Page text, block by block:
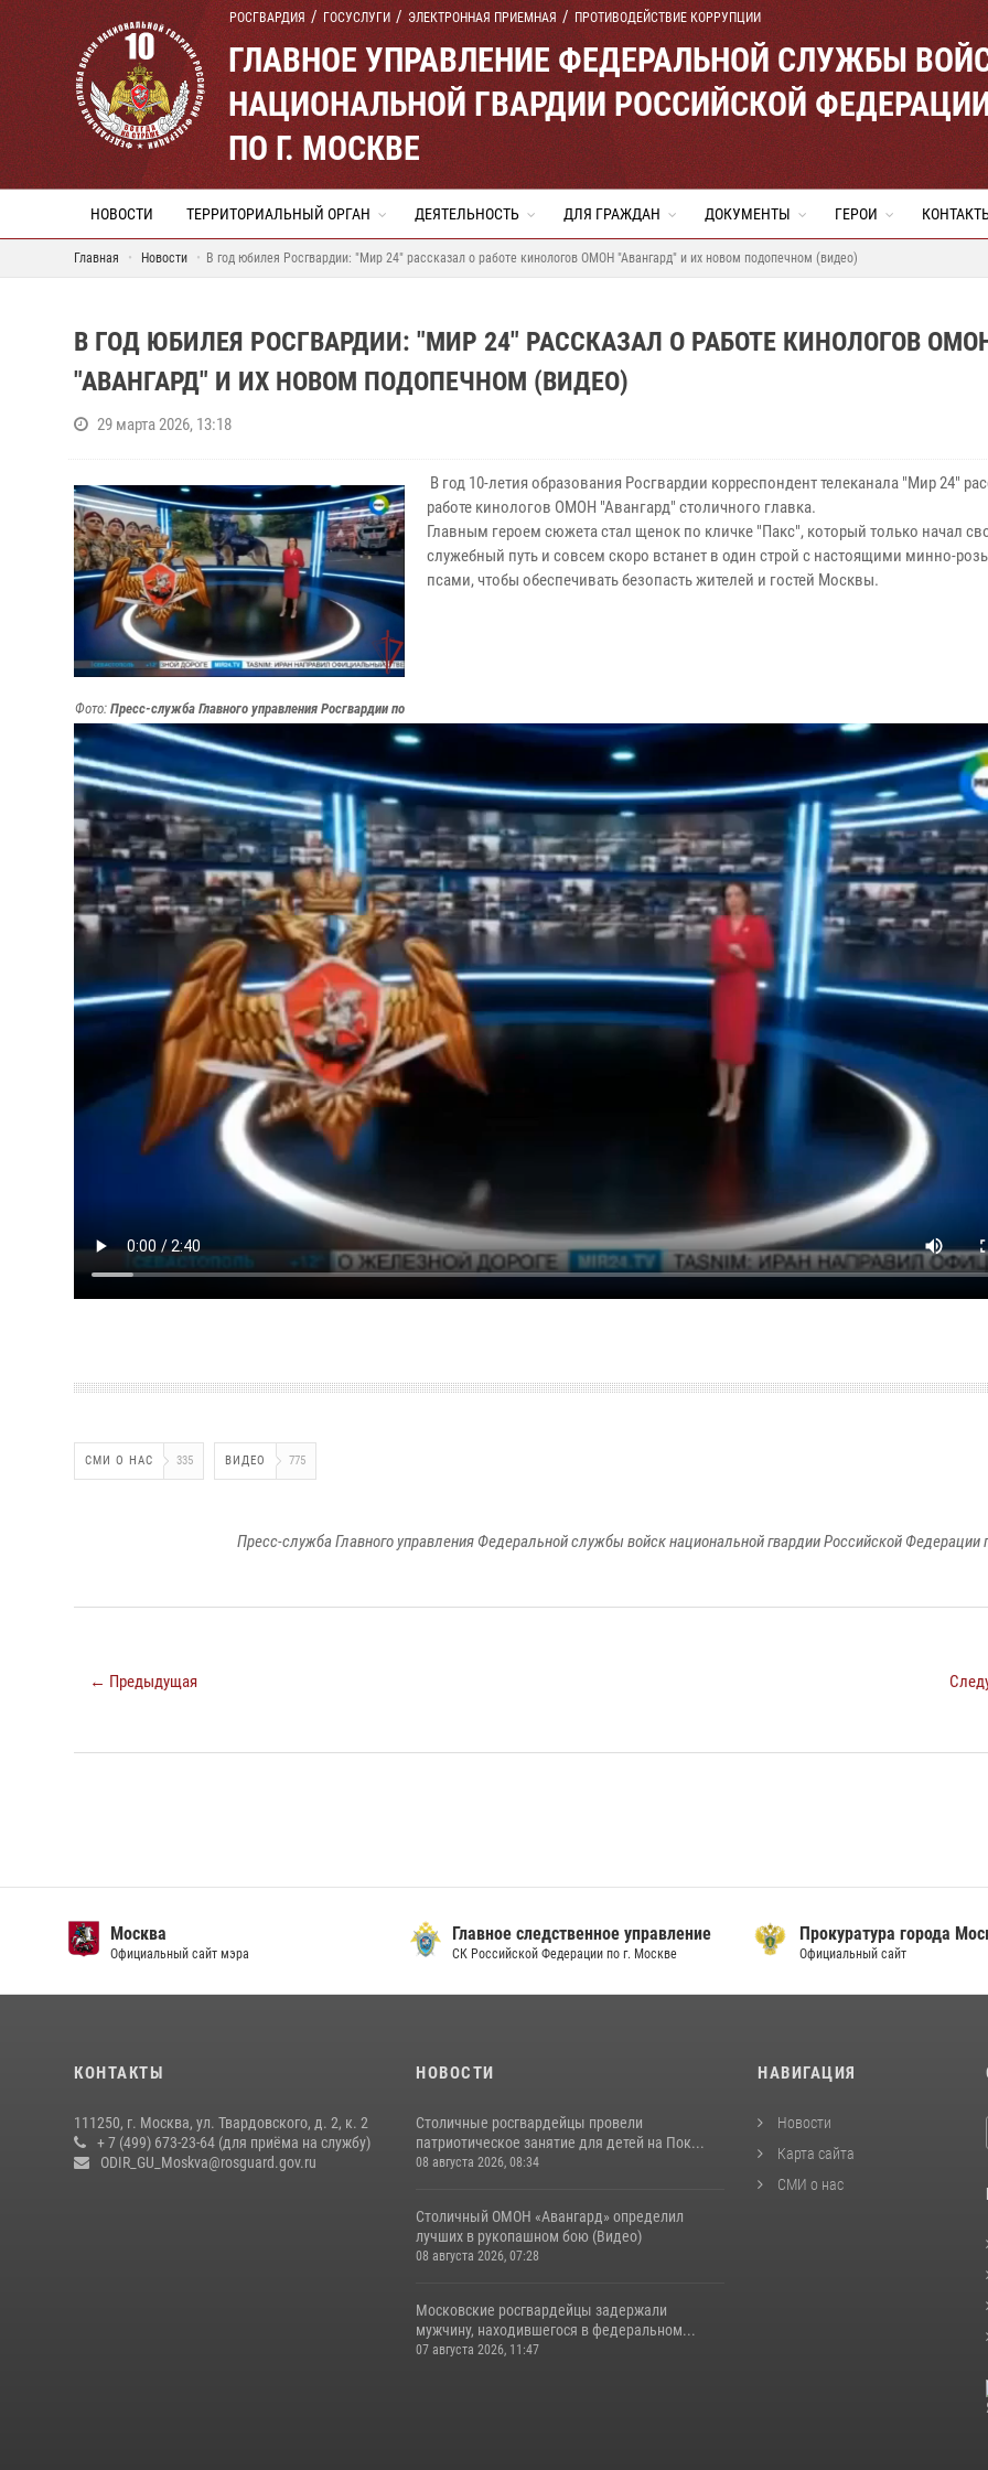
РОСГВАРДИЯ ГОСУСЛУГИ ЭЛЕКТРОННАЯ ПРИЕМНАЯ ПРОТИВОДЕЙСТВИЕ КОРРУПЦИИ
ГЛАВНОЕ УПРАВЛЕНИЕ ФЕДЕРАЛЬНОЙ СЛУЖБЫ
НАЦИОНАЛЬНОЙ ГВАРДИИ РОССИЙСКОЙ
ПО Г. МОСКВЕ
НОВОСТИ ТЕРРИТОРИАЛЬНЫЙ ОРГАН ДЕЯТЕЛЬНОСТЬ ДЛЯ ГРАЖДАН ДОКУМЕНТЫ ГЕРОИ
Главная Новости В год юбилея Росгвардии: "Мир 24" рассказал о работе кинологов ОМОН "Авангард" и их новом подопечном (видео)
В ГОД ЮБИЛЕЯ РОСГВАРДИИ: "МИР 24" РАССКАЗАЛ О РАБОТЕ КИНОЛОГОВ
"АВАНГАРД" И ИХ НОВОМ ПОДОПЕЧНОМ (ВИДЕО)
29 марта 2026, 13:18
Фото: Пресс-служба Главного управления Росгвардии по
г. Москве
В год 10-летия образования Росгвардии корреспондент телеканала "Мир 24"
работе кинологов ОМОН "Авангард" столичного главка.
Главным героем сюжета стал щенок по кличке "Пакс", который только начал
служебный путь и совсем скоро встанет в один строй с настоящими минно-
псами, чтобы обеспечивать безопасть жителей и гостей Москвы.
СМИ О НАС 335 ВИДЕО 775
Пресс-служба Главного управления Федеральной службы войск национальной гвардии Российской Федерации
← Предыдущая
Москва
Официальный сайт мэра
Главное следственное управление
СК Российской Федерации по г. Москве
Прокуратура города
Официальный сайт
КОНТАКТЫ
111250, г. Москва, ул. Твардовского, д. 2, к. 2
+ 7 (499) 673-23-64 (для приёма на службу)
ODIR_GU_Moskva@rosguard.gov.ru
НОВОСТИ
Столичные росгвардейцы провели
патриотическое занятие для детей на Пок...
08 августа 2026, 08:34
Столичный ОМОН «Авангард» определил
лучших в рукопашном бою (Видео)
08 августа 2026, 07:28
Московские росгвардейцы задержали
мужчину, находившегося в федеральном...
07 августа 2026, 11:47
НАВИГАЦИЯ
Новости
Карта сайта
СМИ о нас